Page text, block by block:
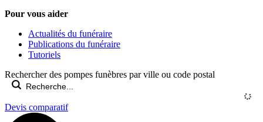
Pour vous aider
Actualités du funéraire
Publications du funéraire
Tutoriels
Rechercher des pompes funèbres par ville ou code postal
Devis comparatif